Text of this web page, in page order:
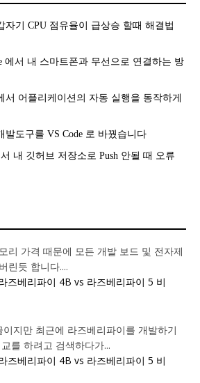
자기 CPU 점유율이 급상승 할때 해결법
에서 내 스마트폰과 무선으로 연결하는 방
서 어플리케이션의 자동 실행을 동작하게
발도구를 VS Code 로 바꿨습니다
내 깃허브 저장소로 Push 안될 때 오류
리 가격 때문에 모든 개발 보드 및 전자제
린듯 합니다....
즈베리파이 4B vs 라즈베리파이 5 비
이지만 최근에 라즈베리파이를 개발하기
를 하려고 검색하다가...
즈베리파이 4B vs 라즈베리파이 5 비